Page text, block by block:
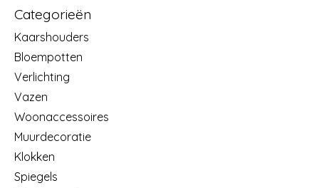
Categorieën
Kaarshouders
Bloempotten
Verlichting
Vazen
Woonaccessoires
Muurdecoratie
Klokken
Spiegels